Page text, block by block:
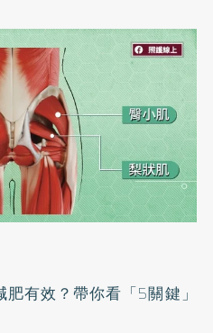
肥有效？帶你看「5關鍵」